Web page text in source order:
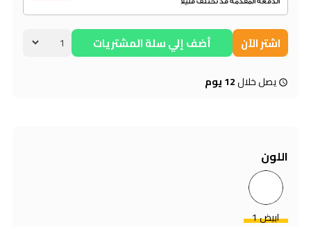
اشتر الآن أضف إلي سلة المشتريات
يصل خلال12 يوم
اللون
ابيض 1